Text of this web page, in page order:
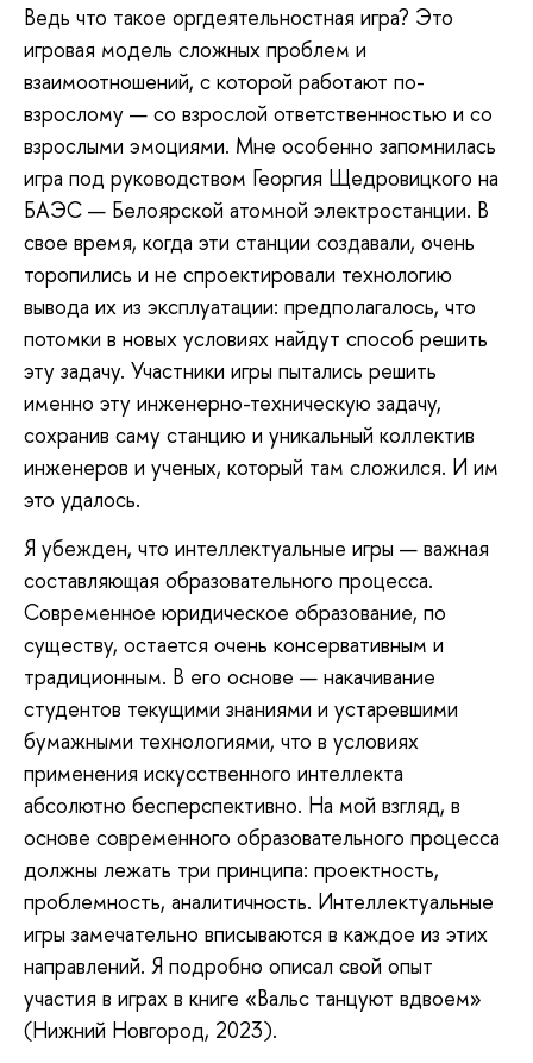
Ведь что такое оргдеятельностная игра? Это
игровая модель сложных проблем и
взаимоотношений, с которой работают по-
взрослому — со взрослой ответственностью и со
взрослыми эмоциями. Мне особенно запомнилась
игра под руководством Георгия Щедровицкого на
БАЭС — Белоярской атомной электростанции. В
свое время, когда эти станции создавали, очень
торопились и не спроектировали технологию
вывода их из эксплуатации: предполагалось, что
потомки в новых условиях найдут способ решить
эту задачу. Участники игры пытались решить
именно эту инженерно-техническую задачу,
сохранив саму станцию и уникальный коллектив
инженеров и ученых, который там сложился. И им
это удалось.
Я убежден, что интеллектуальные игры — важная
составляющая образовательного процесса.
Современное юридическое образование, по
существу, остается очень консервативным и
традиционным. В его основе — накачивание
студентов текущими знаниями и устаревшими
бумажными технологиями, что в условиях
применения искусственного интеллекта
абсолютно бесперспективно. На мой взгляд, в
основе современного образовательного процесса
должны лежать три принципа: проектность,
проблемность, аналитичность. Интеллектуальные
игры замечательно вписываются в каждое из этих
направлений. Я подробно описал свой опыт
участия в играх в книге «Вальс танцуют вдвоем»
(Нижний Новгород, 2023).